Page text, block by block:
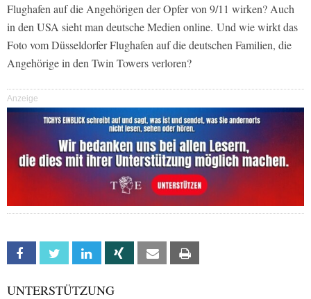
Flughafen auf die Angehörigen der Opfer von 9/11 wirken? Auch
in den USA sieht man deutsche Medien online. Und wie wirkt das
Foto vom Düsseldorfer Flughafen auf die deutschen Familien, die
Angehörige in den Twin Towers verloren?
Anzeige
Facebook Twitter Linkedin Xing Email
UNTERSTÜTZUNG